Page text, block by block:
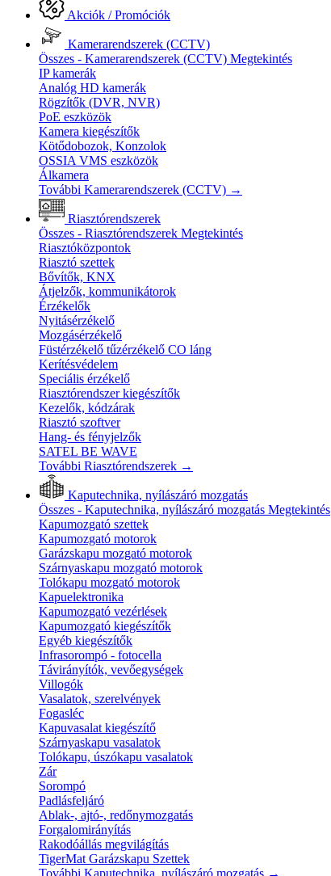
Akciók / Promóciók
Kamerarendszerek (CCTV)
Összes - Kamerarendszerek (CCTV) Megtekintés
IP kamerák
Analóg HD kamerák
Rögzítők (DVR, NVR)
PoE eszközök
Kamera kiegészítők
Kötődobozok, Konzolok
OSSIA VMS eszközök
Álkamera
További Kamerarendszerek (CCTV) →
Riasztórendszerek
Összes - Riasztórendszerek Megtekintés
Riasztóközpontok
Riasztó szettek
Bővítők, KNX
Átjelzők, kommunikátorok
Érzékelők
Nyitásérzékelő
Mozgásérzékelő
Füstérzékelő tűzérzékelő CO láng
Kerítésvédelem
Speciális érzékelő
Riasztórendszer kiegészítők
Kezelők, kódzárak
Riasztó szoftver
Hang- és fényjelzők
SATEL BE WAVE
További Riasztórendszerek →
Kaputechnika, nyílászáró mozgatás
Összes - Kaputechnika, nyílászáró mozgatás Megtekintés
Kapumozgató szettek
Kapumozgató motorok
Garázskapu mozgató motorok
Szárnyaskapu mozgató motorok
Tolókapu mozgató motorok
Kapuelektronika
Kapumozgató vezérlések
Kapumozgató kiegészítők
Egyéb kiegészítők
Infrasorompó - fotocella
Távirányítók, vevőegységek
Villogók
Vasalatok, szerelvények
Fogasléc
Kapuvasalat kiegészítő
Szárnyaskapu vasalatok
Tolókapu, úszókapu vasalatok
Zár
Sorompó
Padlásfeljáró
Ablak-, ajtó-, redőnymozgatás
Forgalomirányítás
Rakodóállás megvilágítás
TigerMat Garázskapu Szettek
További Kaputechnika, nyílászáró mozgatás →